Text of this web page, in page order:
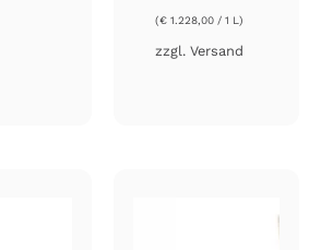
(€ 1.228,00 / 1 L)
zzgl. Versand